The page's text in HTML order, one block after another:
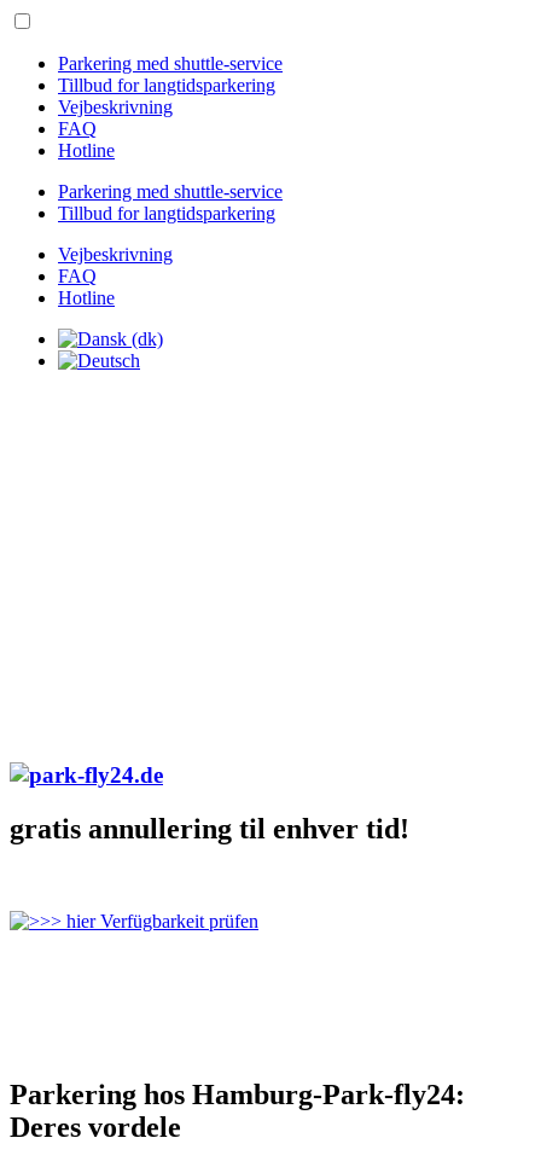
Parkering med shuttle-service
Tillbud for langtidsparkering
Vejbeskrivning
FAQ
Hotline
Parkering med shuttle-service
Tillbud for langtidsparkering
Vejbeskrivning
FAQ
Hotline
gratis annullering til enhver tid!
Parkering hos Hamburg-Park-fly24:
Deres vordele